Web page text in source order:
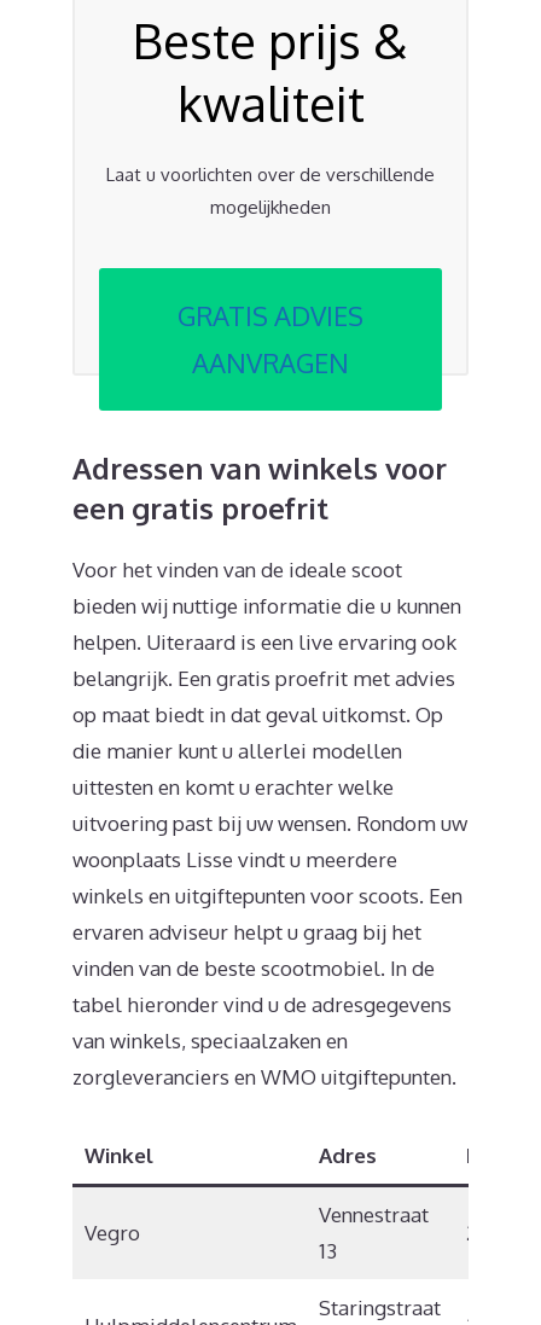
Beste prijs &
kwaliteit
Laat u voorlichten over de verschillende
mogelijkheden
GRATIS ADVIES
AANVRAGEN
Adressen van winkels voor
een gratis proefrit
Voor het vinden van de ideale scoot
bieden wij nuttige informatie die u kunnen
helpen. Uiteraard is een live ervaring ook
belangrijk. Een gratis proefrit met advies
op maat biedt in dat geval uitkomst. Op
die manier kunt u allerlei modellen
uittesten en komt u erachter welke
uitvoering past bij uw wensen. Rondom uw
woonplaats Lisse vindt u meerdere
winkels en uitgiftepunten voor scoots. Een
ervaren adviseur helpt u graag bij het
vinden van de beste scootmobiel. In de
tabel hieronder vind u de adresgegevens
van winkels, speciaalzaken en
zorgleveranciers en WMO uitgiftepunten.
Winkel Adres
Vegro
Vennestraat
13
2161 LE
Staringstraat